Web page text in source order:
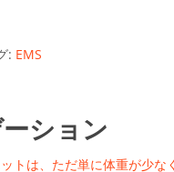
: EMS
ション
トは、ただ単に体重が少な